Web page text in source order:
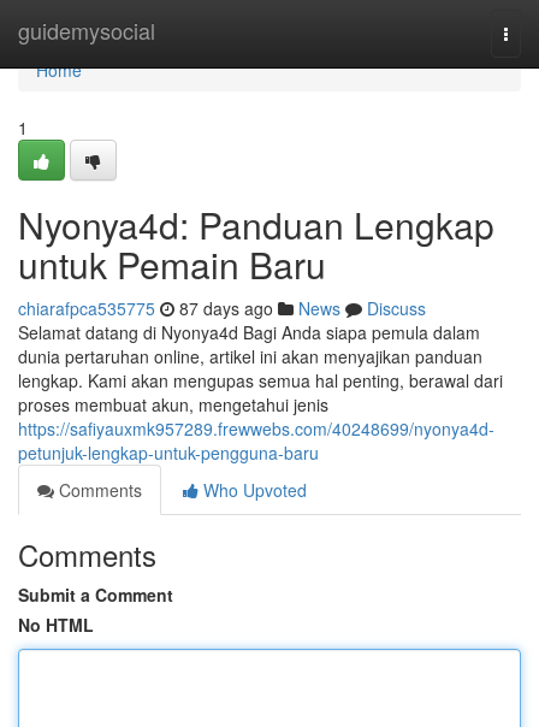
guidemysocial
Home
Home
1
Nyonya4d: Panduan Lengkap
untuk Pemain Baru
chiarafpca535775 87 days ago News
Discuss
Selamat datang di Nyonya4d Bagi Anda siapa pemula dalam
dunia pertaruhan online, artikel ini akan menyajikan panduan
lengkap. Kami akan mengupas semua hal penting, berawal dari
proses membuat akun, mengetahui jenis
https://safiyauxmk957289.frewwebs.com/40248699/nyonya4d-
petunjuk-lengkap-untuk-pengguna-baru
Comments
Who Upvoted
Comments
Submit a Comment
No HTML